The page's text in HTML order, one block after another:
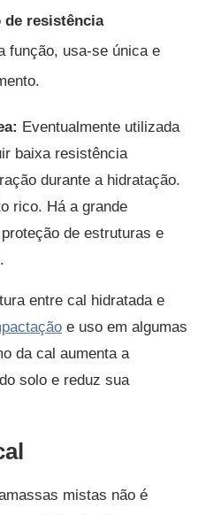
de resistência
função, usa-se única e
Eventualmente utilizada
baixa resistência
durante a hidratação.
rico. Há a grande
de estruturas e
entre cal hidratada e
e uso em algumas
da cal aumenta a
solo e reduz sua
mistas não é